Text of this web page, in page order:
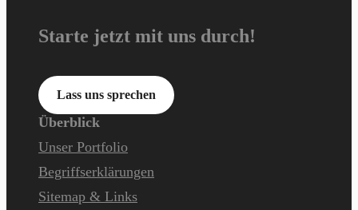
Starte jetzt mit uns durch!
Lass uns sprechen
Überblick
Unser Portfolio
Begriffserklärungen
Sitemap & Links